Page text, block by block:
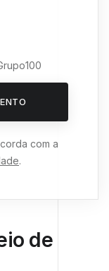
com a
.
de